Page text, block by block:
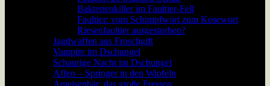
Bakterienkiller im Faultier-Fell
Faultier: vom Schimpfwort zum Kosewort
Riesenfaultier ausgestorben?
Jagdwaffen aus Froschgift
Vampire im Dschungel
Schaurige Nacht im Dschungel
Affen – Springer in den Wipfeln
Ameisenbär: das große Fressen